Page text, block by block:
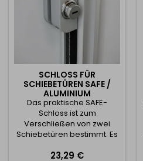
SCHLOSS FÜR
SCHIEBETÜREN SAFE /
ALUMINIUM
Das praktische SAFE-
Schloss ist zum
Verschließen von zwei
Schiebetüren bestimmt. Es
Schiebetüren befestigt und
Preis
23,29 €